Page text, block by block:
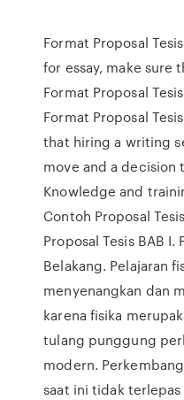
Format Proposal
for essay, make sure
Format Proposal
Format Proposal
that hiring a writing
move and a
Knowledge and
Contoh Proposal
Proposal Tesis BAB I.
Belakang. Pelajaran
menyenangkan dan
karena fisika
tulang punggung
modern.
saat ini tidak